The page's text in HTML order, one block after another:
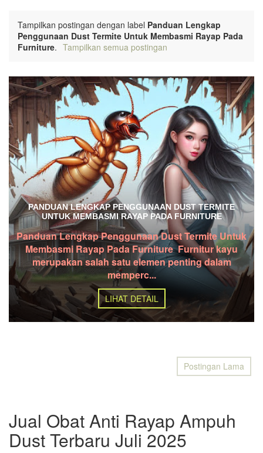
Tampilkan postingan dengan label Panduan Lengkap
Penggunaan Dust Termite Untuk Membasmi Rayap Pada
Furniture. Tampilkan semua postingan
PANDUAN LENGKAP PENGGUNAAN DUST TERMITE
UNTUK MEMBASMI RAYAP PADA FURNITURE
Panduan Lengkap Penggunaan Dust Termite Untuk
Membasmi Rayap Pada Furniture Furnitur kayu
merupakan salah satu elemen penting dalam
memperc...
LIHAT DETAIL
Postingan Lama
Jual Obat Anti Rayap Ampuh
Dust Terbaru Juli 2025